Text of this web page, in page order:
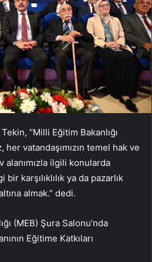
“Milli Eğitim Bakanlığı
vatandaşımızın temel hak ve
ilgili konularda
bir karşılıklılık ya da pazarlık
almak.” dedi.
(MEB) Şura Salonu’nda
Eğitime Katkıları